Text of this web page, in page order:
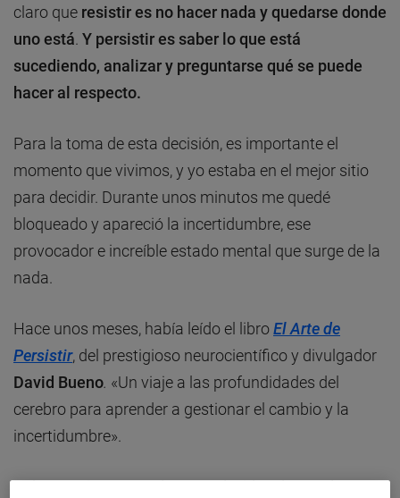
claro que resistir es no hacer nada y quedarse donde
uno está. Y persistir es saber lo que está
sucediendo, analizar y preguntarse qué se puede
hacer al respecto.
Para la toma de esta decisión, es importante el
momento que vivimos, y yo estaba en el mejor sitio
para decidir. Durante unos minutos me quedé
bloqueado y apareció la incertidumbre, ese
provocador e increíble estado mental que surge de la
nada.
Hace unos meses, había leído el libroEl Arte de
Persistir, del prestigioso neurocientífico y divulgador
David Bueno. «Un viaje a las profundidades del
cerebro para aprender a gestionar el cambio y la
incertidumbre».
Solo unos instantes después decidí redactar dos